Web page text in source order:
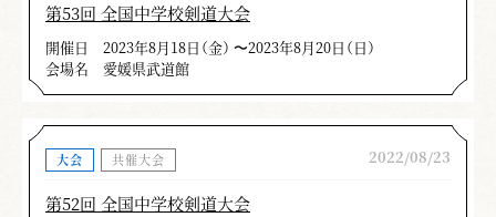
第53回 全国中学校剣道大会
開催日
2023年8月18日（金） 〜2023年8月20日（日）
会場名
愛媛県武道館
大会 共催大会 2022/08/23
第52回 全国中学校剣道大会